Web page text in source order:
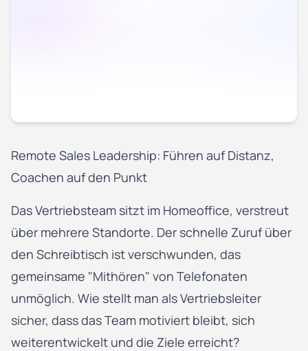
Remote Sales Leadership: Führen auf Distanz,
Coachen auf den Punkt
Das Vertriebsteam sitzt im Homeoffice, verstreut
über mehrere Standorte. Der schnelle Zuruf über
den Schreibtisch ist verschwunden, das
gemeinsame "Mithören" von Telefonaten
unmöglich. Wie stellt man als Vertriebsleiter
sicher, dass das Team motiviert bleibt, sich
weiterentwickelt und die Ziele erreicht?